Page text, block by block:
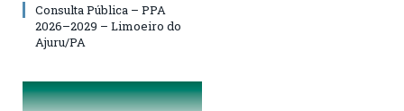
Consulta Pública – PPA
2026–2029 – Limoeiro do
Ajuru/PA